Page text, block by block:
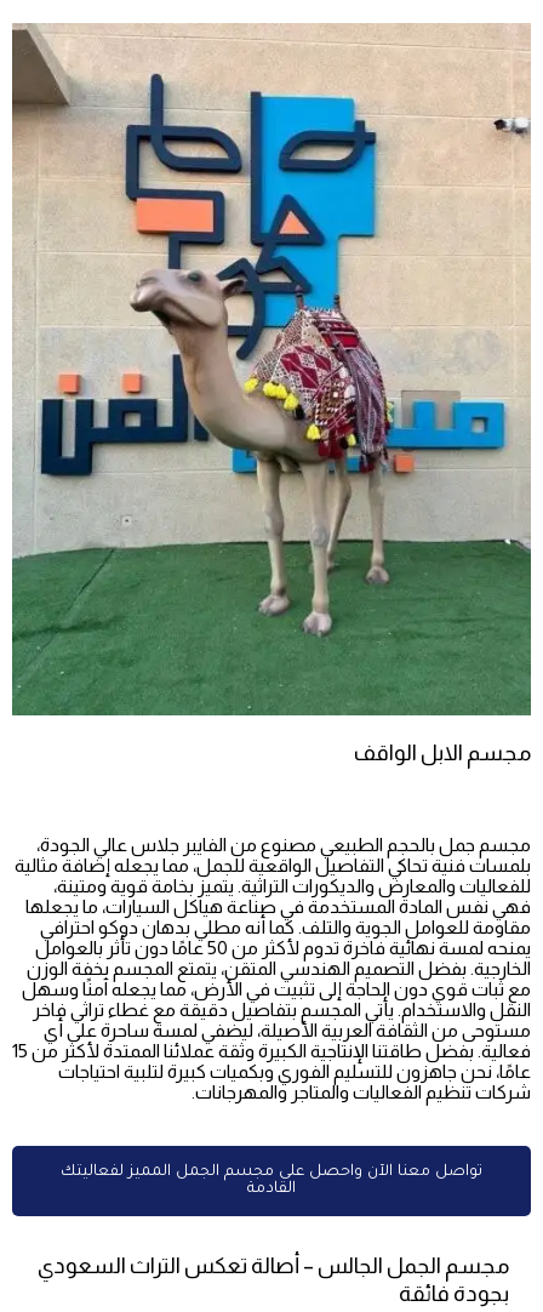
مجسم الابل الواقف
مجسم جمل بالحجم الطبيعي مصنوع من الفايبر جلاس عالي الجودة،
بلمسات فنية تحاكي التفاصيل الواقعية للجمل، مما يجعله إضافة مثالية
للفعاليات والمعارض والديكورات التراثية. يتميز بخامة قوية ومتينة،
فهي نفس المادة المستخدمة في صناعة هياكل السيارات، ما يجعلها
مقاومة للعوامل الجوية والتلف. كما أنه مطلي بدهان دوكو احترافي
يمنحه لمسة نهائية فاخرة تدوم لأكثر من 50 عامًا دون تأثر بالعوامل
الخارجية. بفضل التصميم الهندسي المتقن، يتمتع المجسم بخفة الوزن
مع ثبات قوي دون الحاجة إلى تثبيت في الأرض، مما يجعله آمنًا وسهل
النقل والاستخدام. يأتي المجسم بتفاصيل دقيقة مع غطاء تراثي فاخر
مستوحى من الثقافة العربية الأصيلة، ليضفي لمسة ساحرة على أي
فعالية. بفضل طاقتنا الإنتاجية الكبيرة وثقة عملائنا الممتدة لأكثر من 15
عامًا، نحن جاهزون للتسليم الفوري وبكميات كبيرة لتلبية احتياجات
شركات تنظيم الفعاليات والمتاجر والمهرجانات.
تواصل معنا الآن واحصل على مجسم الجمل المميز لفعاليتك
القادمة
مجسم الجمل الجالس – أصالة تعكس التراث السعودي
بجودة فائقة